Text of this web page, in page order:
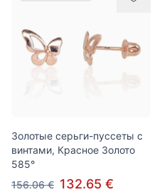
Золотые серьги-пуссеты с
винтами, Красное Золото
585°
156.06 € 132.65 €